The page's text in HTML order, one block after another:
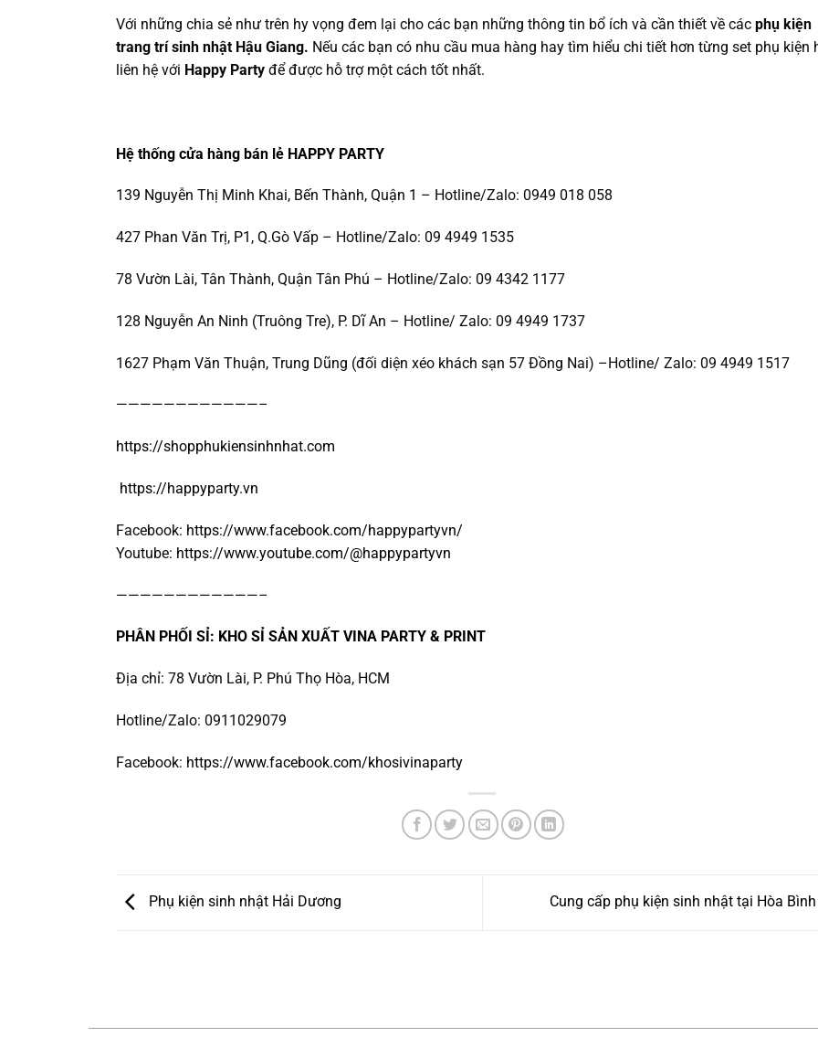
Với những chia sẻ như trên hy vọng đem lại cho các bạn những thông tin bổ ích và cần thiết về các phụ kiện
trang trí sinh nhật Hậu Giang. Nếu các bạn có nhu cầu mua hàng hay tìm hiểu chi tiết hơn từng set phụ kiện
liên hệ với Happy Party để được hỗ trợ một cách tốt nhất.
Hệ thống cửa hàng bán lẻ HAPPY PARTY
139 Nguyễn Thị Minh Khai, Bến Thành, Quận 1 – Hotline/Zalo: 0949 018 058
427 Phan Văn Trị, P1, Q.Gò Vấp – Hotline/Zalo: 09 4949 1535
78 Vườn Lài, Tân Thành, Quận Tân Phú – Hotline/Zalo: 09 4342 1177
128 Nguyễn An Ninh (Truông Tre), P. Dĩ An – Hotline/ Zalo: 09 4949 1737
1627 Phạm Văn Thuận, Trung Dũng (đối diện xéo khách sạn 57 Đồng Nai) –Hotline/ Zalo: 09 4949 1517
————————————–
https://shopphukiensinhnhat.com
https://happyparty.vn
Facebook: https://www.facebook.com/happypartyvn/
Youtube: https://www.youtube.com/@happypartyvn
————————————–
PHÂN PHỐI SỈ: KHO SỈ SẢN XUẤT VINA PARTY & PRINT
Địa chỉ: 78 Vườn Lài, P. Phú Thọ Hòa, HCM
Hotline/Zalo: 0911029079
Facebook: https://www.facebook.com/khosivinaparty
Phụ kiện sinh nhật Hải Dương Cung cấp phụ kiện sinh nhật tại Hòa